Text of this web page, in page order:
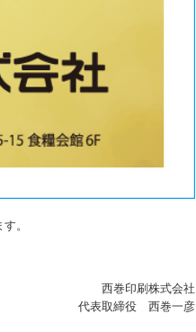
。
西巻印刷株式会社
代表取締役 西巻一彦